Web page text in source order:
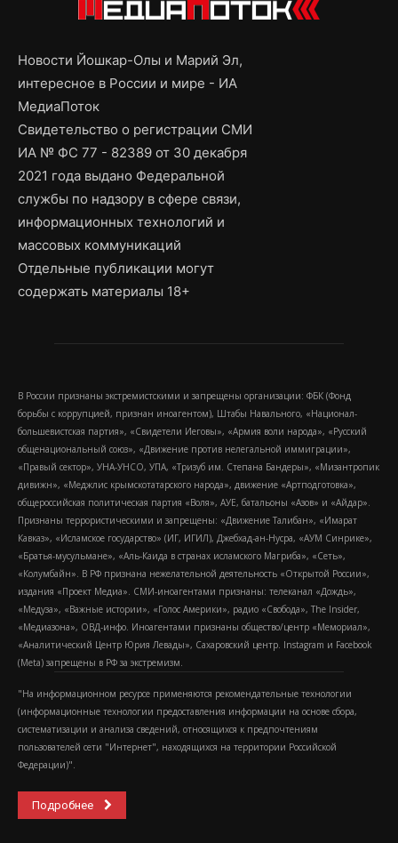
Новости Йошкар-Олы и Марий Эл,
интересное в России и мире - ИА
МедиаПоток
Свидетельство о регистрации СМИ
ИА № ФС 77 - 82389 от 30 декабря
2021 года выдано Федеральной
службы по надзору в сфере связи,
информационных технологий и
массовых коммуникаций
Отдельные публикации могут
содержать материалы 18+
В России признаны экстремистскими и запрещены организации: ФБК (Фонд
борьбы с коррупцией, признан иноагентом), Штабы Навального, «Национал-
большевистская партия», «Свидетели Иеговы», «Армия воли народа», «Русский
общенациональный союз», «Движение против нелегальной иммиграции»,
«Правый сектор», УНА-УНСО, УПА, «Тризуб им. Степана Бандеры», «Мизантропик
дивижн», «Меджлис крымскотатарского народа», движение «Артподготовка»,
общероссийская политическая партия «Воля», АУЕ, батальоны «Азов» и «Айдар».
Признаны террористическими и запрещены: «Движение Талибан», «Имарат
Кавказ», «Исламское государство» (ИГ, ИГИЛ), Джебхад-ан-Нусра, «АУМ Синрике»,
«Братья-мусульмане», «Аль-Каида в странах исламского Магриба», «Сеть»,
«Колумбайн». В РФ признана нежелательной деятельность «Открытой России»,
издания «Проект Медиа». СМИ-иноагентами признаны: телеканал «Дождь»,
«Медуза», «Важные истории», «Голос Америки», радио «Свобода», The Insider,
«Медиазона», ОВД-инфо. Иноагентами признаны общество/центр «Мемориал»,
«Аналитический Центр Юрия Левады», Сахаровский центр. Instagram и Facebook
(Metа) запрещены в РФ за экстремизм.
"На информационном ресурсе применяются рекомендательные технологии
(информационные технологии предоставления информации на основе сбора,
систематизации и анализа сведений, относящихся к предпочтениям
пользователей сети "Интернет", находящихся на территории Российской
Федерации)".
Подробнее